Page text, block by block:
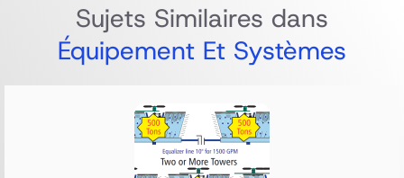
Sujets Similaires dans
Équipement Et Systèmes